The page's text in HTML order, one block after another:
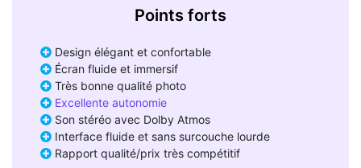
Points forts
Design élégant et confortable
Écran fluide et immersif
Très bonne qualité photo
Excellente autonomie
Son stéréo avec Dolby Atmos
Interface fluide et sans surcouche lourde
Rapport qualité/prix très compétitif